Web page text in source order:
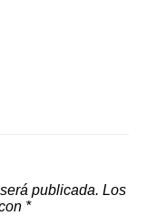
publicada. Los
*